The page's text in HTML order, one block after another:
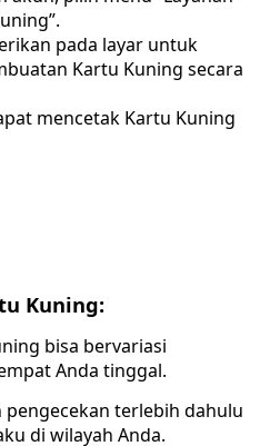
pada layar untuk
Kartu Kuning secara
mencetak Kartu Kuning
Kuning:
bisa bervariasi
Anda tinggal.
terlebih dahulu
di wilayah Anda.